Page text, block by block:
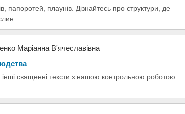
папоротей, плаунів. Дізнайтесь про структури, де
Маріанна В'ячеславівна
священні тексти з нашою контрольною роботою.